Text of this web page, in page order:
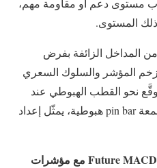
مستوى دعم أو مقاومة مهم،
المستوى.
من المداخل الزائفة بفرض
زخم المؤشر والسلوك السعري
نحو القطب الهبوطي عند
منطقة مقاومة يومية، مؤكَّدًا بشمعة pin bar هبوطية، يمثّل إعداد
هل يمكن دمج مؤشر Future MACD MT4 مع مؤشرات